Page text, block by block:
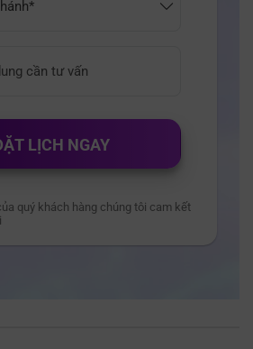
LỊCH NGAY
quý khách hàng chúng tôi cam kết